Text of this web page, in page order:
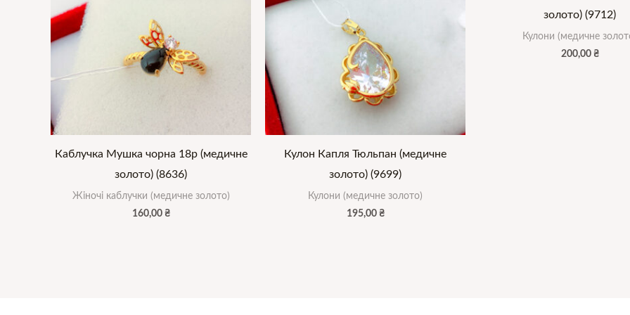
Каблучка Мушка чорна 18р (медичне
золото) (8636)
Жіночі каблучки (медичне золото)
160,00 ₴
Кулон Капля Тюльпан (медичне
золото) (9699)
Кулони (медичне золото)
195,00 ₴
золото) (9712)
Кулони (медичне
200,00 ₴